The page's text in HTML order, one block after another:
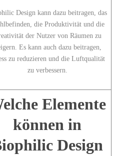
Design kann dazu ​beitragen, das
die Produktivität ‌und die
der‍ Nutzer⁣ von Räumen zu
Es kann auch dazu‍ beitragen,
zu reduzieren ⁤und die Luftqualität
zu verbessern.
Elemente
können​ in
Design⁢